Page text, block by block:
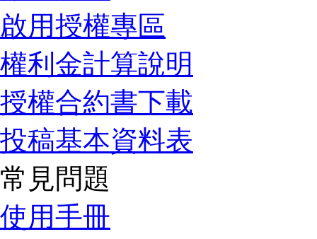
啟用授權專區
權利金計算說明
授權合約書下載
投稿基本資料表
常見問題
使用手冊